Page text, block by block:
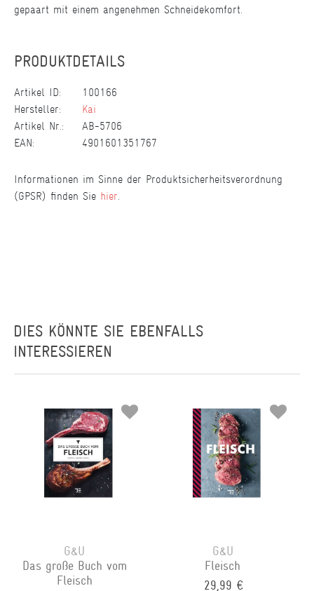
gepaart mit einem angenehmen Schneidekomfort.
PRODUKTDETAILS
Artikel ID:
100166
Hersteller:
Kai
Artikel Nr.:
AB-5706
EAN:
4901601351767
Informationen im Sinne der Produktsicherheitsverordnung
(GPSR) finden Sie hier.
DIES KÖNNTE SIE EBENFALLS
INTERESSIEREN
G&U
Das große Buch vom
Fleisch
G&U
Fleisch
29,99 €